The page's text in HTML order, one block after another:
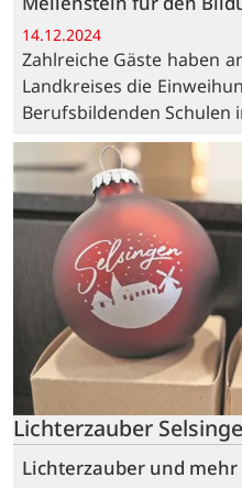
14.12.2024
Zahlreiche Gäste haben
Landkreises die
Berufsbildenden Schulen
Lichterzauber
Lichterzauber und mehr